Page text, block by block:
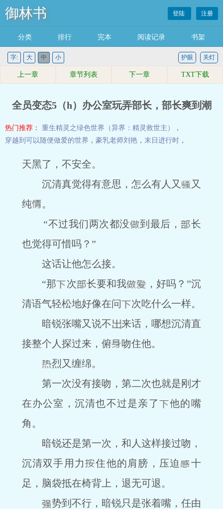
御林书 登陆 注册
分类 排行 完本 阅读记录 书架
字: 大 中 小 关灯
护眼
上一章 章节列表 下一章 TXT下载
全员变态5（h）办公室玩弄部长，部长爽到潮
热门推荐： 重生精灵之绿色世界（异界：精灵救世主）
，
穿越到可以随便做爱的世界 ， 豪乳老师刘艳 ， 末日进行时 ，
天黑了，不安全。
沉清真觉得有意思，怎么有人又
又
纯
。
“不过我们两次都没
到最后，
长
也觉得可惜吗？”
这话让他怎么接。
“那
次 长要和我
，好吗？”沉
清语气轻松地好像在问
次吃什么一样。
暗锐张嘴又说不
来话，哪想沉清直
接整个人探过来，俯
吻住他。
烈又缠绵。
第一次没有接吻，第二次也就是刚才
在办公室，沉清也不过是亲了
他的嘴
角。
暗锐还是第一次，和人这样接过吻，
沉清双手用力
住他的肩膀，压迫
十
足，脑袋抵在椅背上，退无可退。
势到不行，暗锐只是张着嘴，任由